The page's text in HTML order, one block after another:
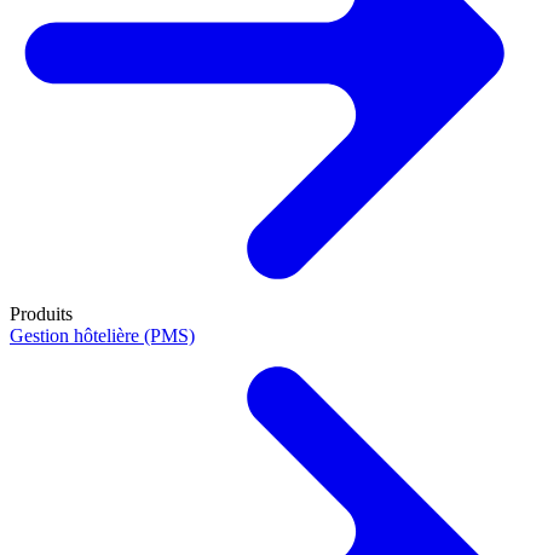
Produits
Gestion hôtelière (PMS)